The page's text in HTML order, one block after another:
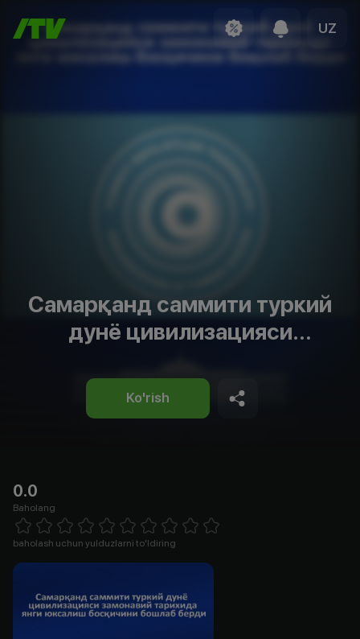
UZ
Самарқанд саммити туркий
дунё цивилизацияси
Ko'rish
0.0
Baholang
1 Star 2 Stars 3 Stars 4 Stars5 Stars 6 Stars7 Stars8 Stars
baholash uchun yulduzlarni to'ldiring